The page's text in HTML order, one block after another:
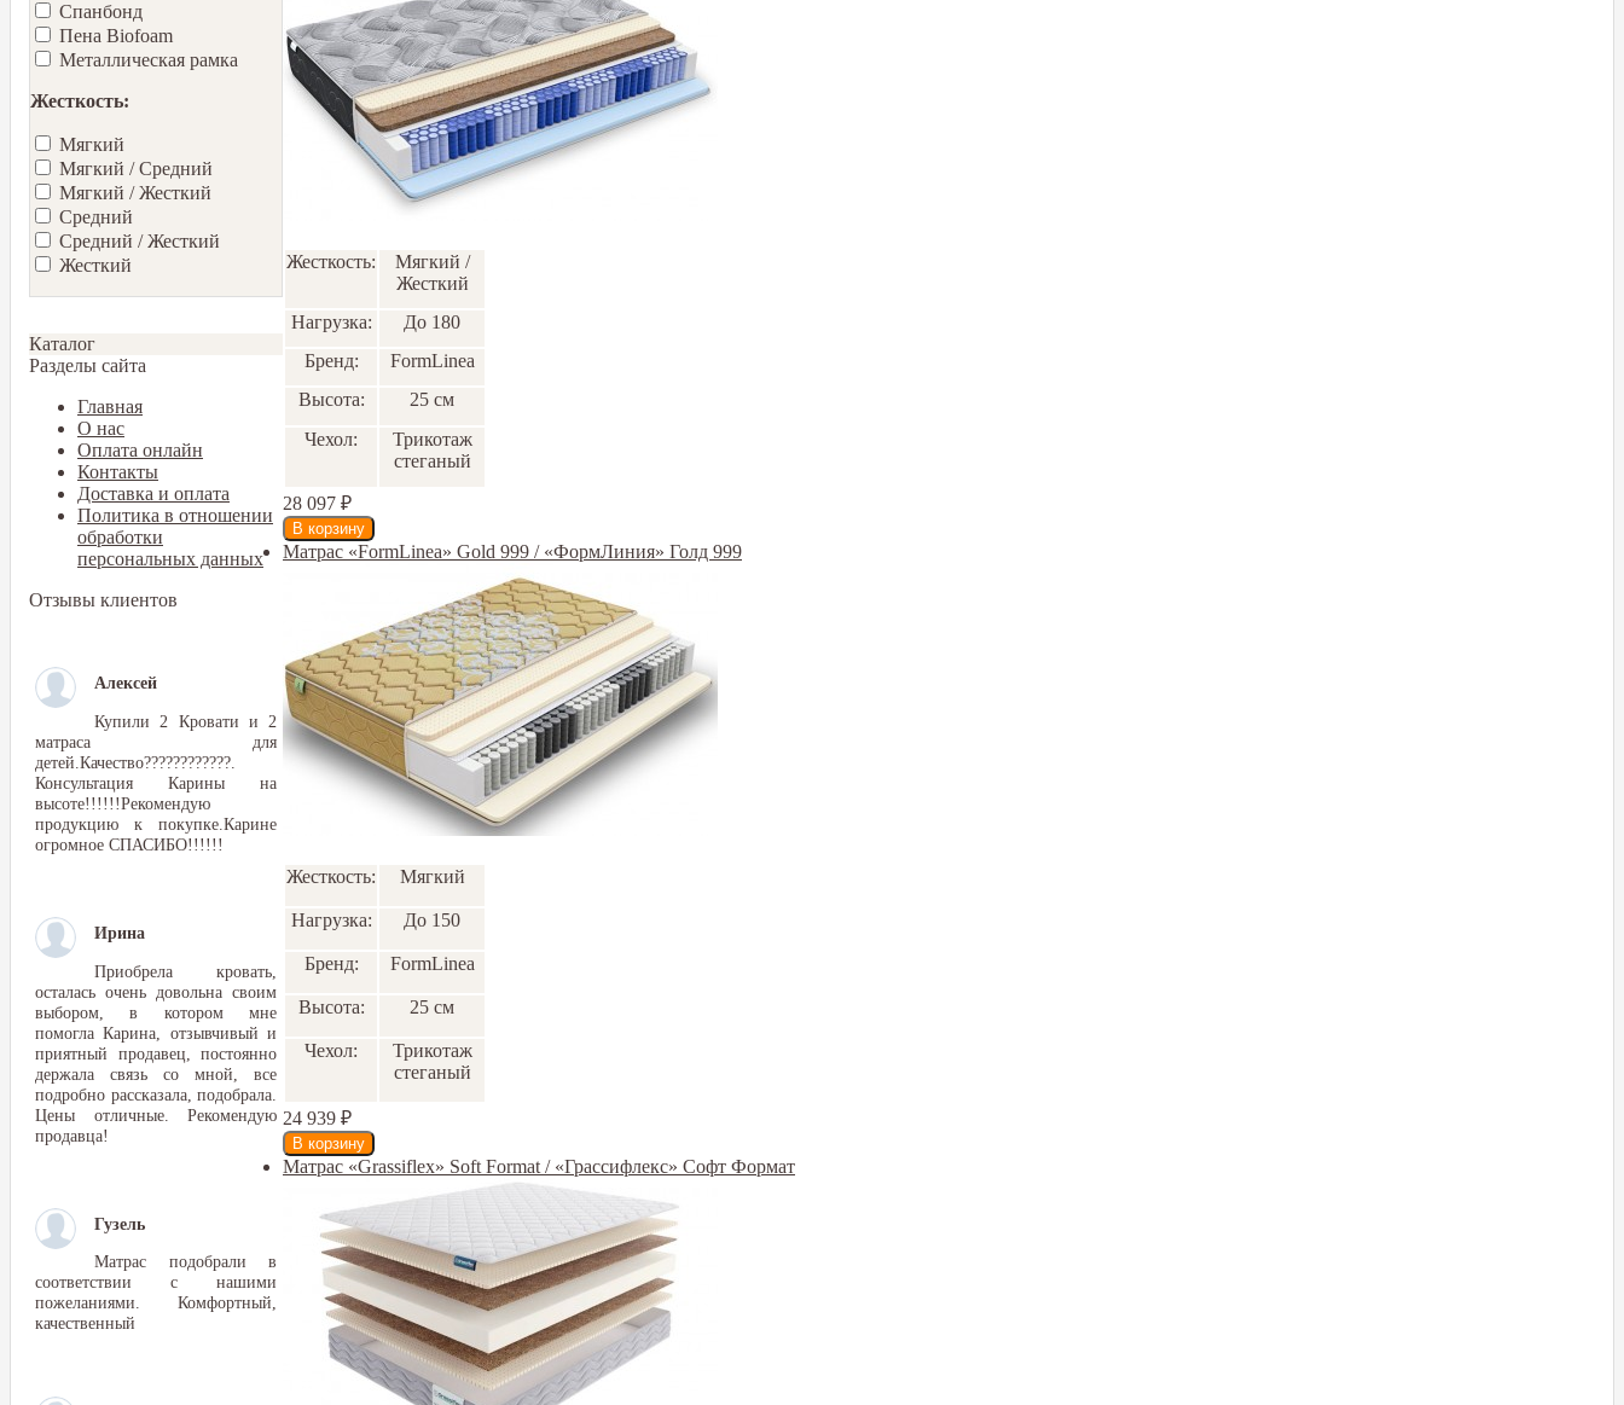
Спанбонд
Пена Biofoam
Металлическая рамка
Жесткость:
Мягкий
Мягкий / Средний
Мягкий / Жесткий
Средний
Средний / Жесткий
Жесткий
Каталог
Разделы сайта
Главная
О нас
Оплата онлайн
Контакты
Доставка и оплата
Политика в отношении
обработки
персональных данных
Отзывы клиентов
Алексей
Купили 2 Кровати и 2
матраса для
детей.Качество????????????.
Консультация Карины на
высоте!!!!!!Рекомендую
продукцию к покупке.Карине
огромное СПАСИБО!!!!!!
Ирина
Приобрела кровать,
осталась очень довольна своим
выбором, в котором мне
помогла Карина, отзывчивый и
приятный продавец, постоянно
держала связь со мной, все
подробно рассказала, подобрала.
Цены отличные. Рекомендую
продавца!
Гузель
Матрас подобрали в
соответствии с нашими
пожеланиями. Комфортный,
качественный
Жесткость:
Мягкий /
Жесткий
Нагрузка:
До 180
Бренд:
FormLinea
Высота:
25 см
Чехол:
Трикотаж
стеганый
28 097 ₽
Матрас «FormLinea» Gold 999 / «ФормЛиния» Голд 999
Жесткость: Мягкий
Нагрузка: До 150
Бренд: FormLinea
Высота: 25 см
Чехол:
Трикотаж
стеганый
24 939 ₽
Матрас «Grassiflex» Soft Format / «Грассифлекс» Софт Формат